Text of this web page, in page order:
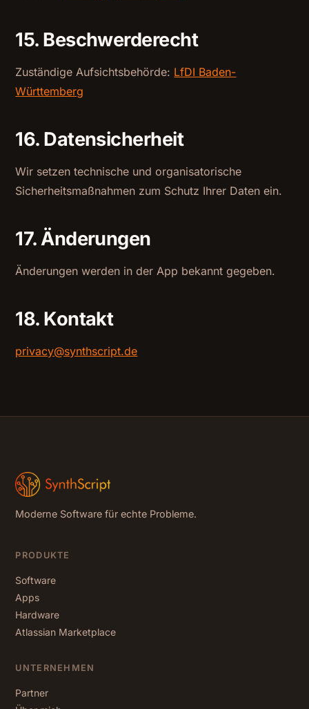
15. Beschwerderecht
Zuständige Aufsichtsbehörde: LfDI Baden-
Württemberg
16. Datensicherheit
Wir setzen technische und organisatorische
Sicherheitsmaßnahmen zum Schutz Ihrer Daten ein.
17. Änderungen
Änderungen werden in der App bekannt gegeben.
18. Kontakt
privacy@synthscript.de
Moderne Software für echte Probleme.
PRODUKTE
Software
Apps
Hardware
Atlassian Marketplace
UNTERNEHMEN
Partner